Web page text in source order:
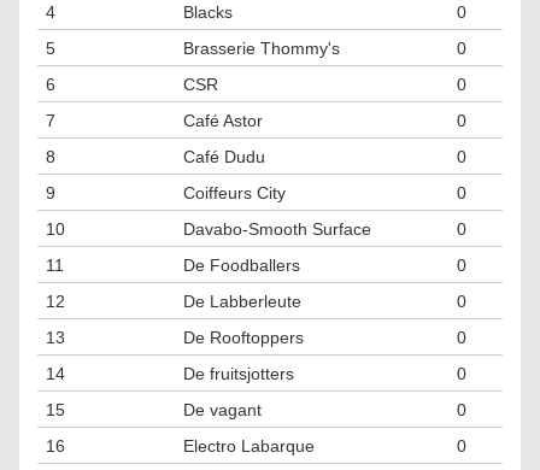
4
Blacks
0
5
Brasserie Thommy's
0
6
CSR
0
7
Café Astor
0
8
Café Dudu
0
9
Coiffeurs City
0
10
Davabo-Smooth Surface
0
11
De Foodballers
0
12
De Labberleute
0
13
De Rooftoppers
0
14
De fruitsjotters
0
15
De vagant
0
16
Electro Labarque
0